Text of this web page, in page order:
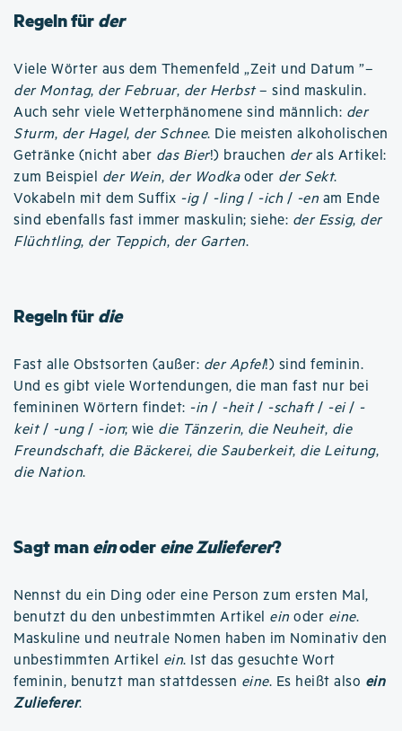
Regeln fürder
Viele Wörter aus dem Themenfeld „Zeit und Datum ”–
der Montag, der Februar, der Herbst– sind maskulin.
Auch sehr viele Wetterphänomene sind männlich: der
Sturm, der Hagel, der Schnee. Die meisten alkoholischen
Getränke (nicht aber das Bier!) brauchen derals Artikel:
zum Beispiel der Wein, der Wodkaoder der Sekt.
Vokabeln mit dem Suffix -ig/ -ling/ -ich / -en am Ende
sind ebenfalls fast immer maskulin; siehe: der Essig, der
Flüchtling, der Teppich, der Garten.
Regeln fürdie
Fast alle Obstsorten (außer: der Apfel!) sind feminin.
Und es gibt viele Wortendungen, die man fast nur bei
femininen Wörtern findet: -in / -heit/ -schaft/ -ei/ -
keit/ -ung/ -ion; wie die Tänzerin, die Neuheit, die
Freundschaft, die Bäckerei, die Sauberkeit, die Leitung,
die Nation.
Sagt maneinodereine Zulieferer?
Nennst du ein Ding oder eine Person zum ersten Mal,
benutzt du den unbestimmten Artikel ein oder eine.
Maskuline und neutrale Nomen haben im Nominativ den
unbestimmten Artikel ein. Ist das gesuchte Wort
feminin, benutzt man stattdessen eine. Es heißt also ein
Zulieferer.